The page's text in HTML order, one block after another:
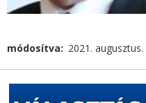
módosítva 2021. augusztus.